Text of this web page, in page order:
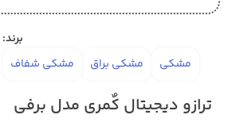
برند:
مشکی
مشکی براق مشکی شفاف
ترازو دیجیتال کٌمری مدل برفی